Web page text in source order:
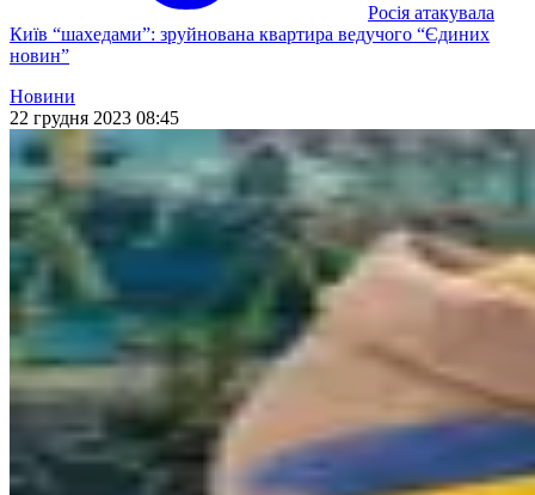
Росія атакувала
Київ “шахедами”: зруйнована квартира ведучого “Єдиних
новин”
Новини
22 грудня 2023 08:45